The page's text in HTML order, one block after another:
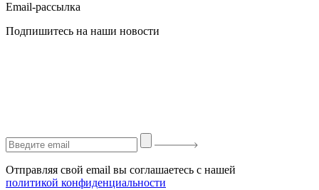
Email-рассылка
Подпишитесь на наши новости
Отправляя свой email вы соглашаетесь с нашей
политикой конфиденциальности